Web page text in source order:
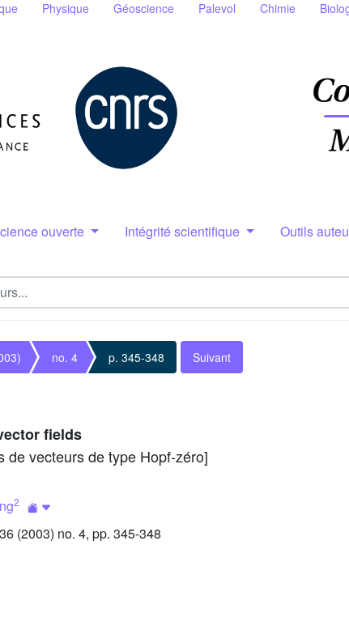
Physique Géoscience Palevol Chimie
ouverte Intégrité scientifique Outils
no. 4 p. 345-348 Suivant
fields
de vecteurs de type Hopf-zéro]
2
(2003) no. 4, pp. 345-348